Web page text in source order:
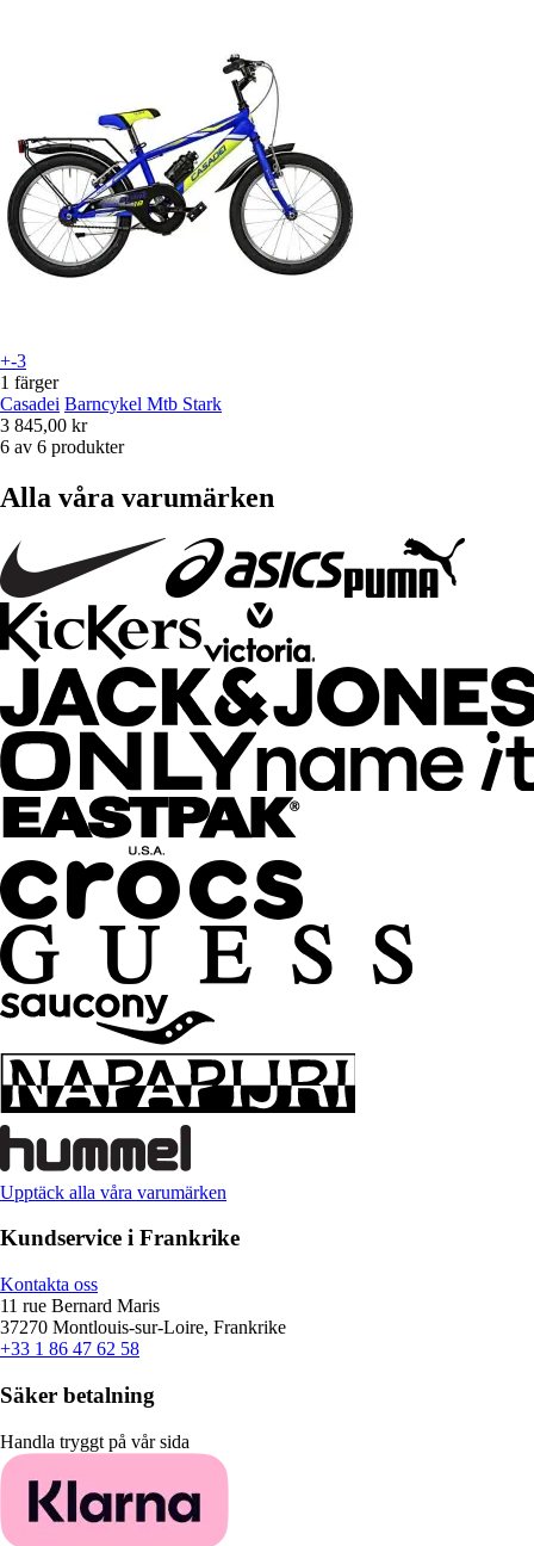
+-3
1 färger
Casadei Barncykel Mtb Stark
3 845,00 kr
6 av 6 produkter
Alla våra varumärken
Upptäck alla våra varumärken
Kundservice i Frankrike
Kontakta oss
11 rue Bernard Maris
37270 Montlouis-sur-Loire, Frankrike
+33 1 86 47 62 58
Säker betalning
Handla tryggt på vår sida